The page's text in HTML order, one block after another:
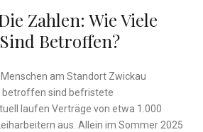
Zahlen: Wie Viele
Betroffen?
am Standort Zwickau
betroffen sind befristete
laufen Verträge von etwa 1.000
aus. Allein im Sommer 2025